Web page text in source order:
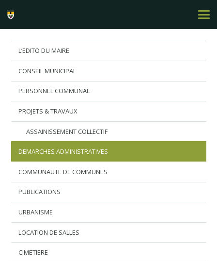
L’EDITO DU MAIRE
CONSEIL MUNICIPAL
PERSONNEL COMMUNAL
PROJETS & TRAVAUX
ASSAINISSEMENT COLLECTIF
DEMARCHES ADMINISTRATIVES
COMMUNAUTE DE COMMUNES
PUBLICATIONS
URBANISME
LOCATION DE SALLES
CIMETIERE